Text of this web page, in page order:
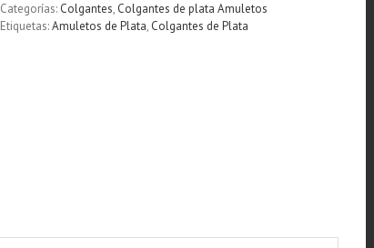
cantidad
Categorías: Colgantes, Colgantes de plata Amuletos
Etiquetas:Amuletos de Plata, Colgantes de Plata